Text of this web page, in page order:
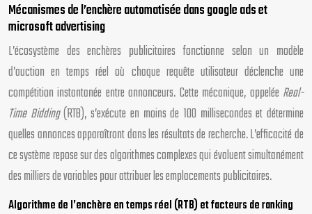
Mécanismes de l’enchère automatisée dans google ads et
microsoft advertising
L’écosystème des enchères publicitaires fonctionne selon un modèle
d’auction en temps réel où chaque requête utilisateur déclenche une
compétition instantanée entre annonceurs. Cette mécanique, appelée Real-
Time Bidding(RTB), s’exécute en moins de 100 millisecondes et détermine
quelles annonces apparaîtront dans les résultats de recherche. L’efficacité de
ce système repose sur des algorithmes complexes qui évaluent simultanément
des milliers de variables pour attribuer les emplacements publicitaires.
Algorithme de l’enchère en temps réel (RTB) et facteurs de ranking